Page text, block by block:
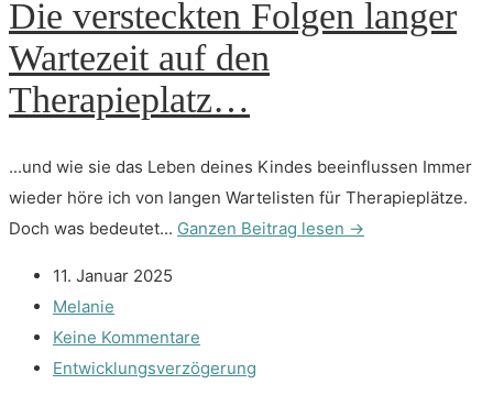
Die versteckten Folgen langer
Wartezeit auf den
Therapieplatz…
...und wie sie das Leben deines Kindes beeinflussen Immer
wieder höre ich von langen Wartelisten für Therapieplätze.
Doch was bedeutet... Ganzen Beitrag lesen →
11. Januar 2025
Melanie
Keine Kommentare
Entwicklungsverzögerung